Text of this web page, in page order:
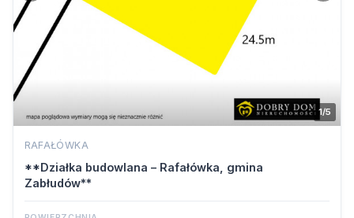
1/5
RAFAŁÓWKA
**Działka budowlana – Rafałówka, gmina
Zabłudów**